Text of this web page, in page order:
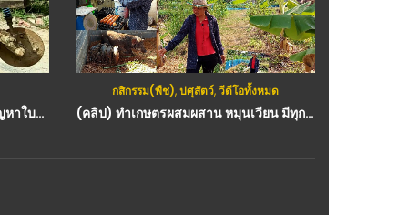
ใบผาน 3 หลวม! ทำยังไง?, วิธีแก้ปัญหาใบผานหลวม, ผาน 3 cmt
กสิกรรม(พืช),ปศุสัตว์,วีดีโอทั้งหมด
(คลิป) ทำเกษตรผสมผสาน หมุนเวียน มีทุกอย่าง แค่ 1 ปี : วีดีโอ เกษตร